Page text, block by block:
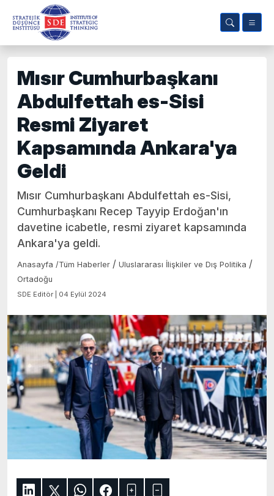
Mısır Cumhurbaşkanı
Abdulfettah es-Sisi
Resmi Ziyaret
Kapsamında Ankara'ya
Geldi
Mısır Cumhurbaşkanı Abdulfettah es-Sisi,
Cumhurbaşkanı Recep Tayyip Erdoğan'ın
davetine icabetle, resmi ziyaret kapsamında
Ankara'ya geldi.
Anasayfa /Tüm Haberler / Uluslararası İlişkiler ve Dış Politika /
Ortadoğu
SDE Editör | 04 Eylül 2024